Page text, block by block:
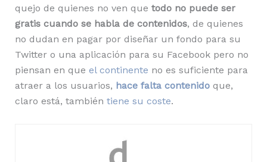
quejo de quienes no ven que todo no puede ser
gratis cuando se habla de contenidos, de quienes
no dudan en pagar por diseñar un fondo para su
Twitter o una aplicación para su Facebook pero no
piensan en que el continente no es suficiente para
atraer a los usuarios, hace falta contenidoque,
claro está, también tiene su coste.